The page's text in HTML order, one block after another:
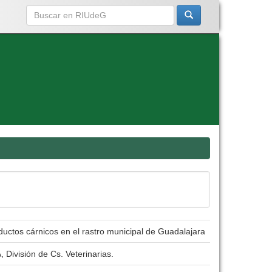
cárnicos en el rastro municipal de Guadalajara
de Cs. Veterinarias.